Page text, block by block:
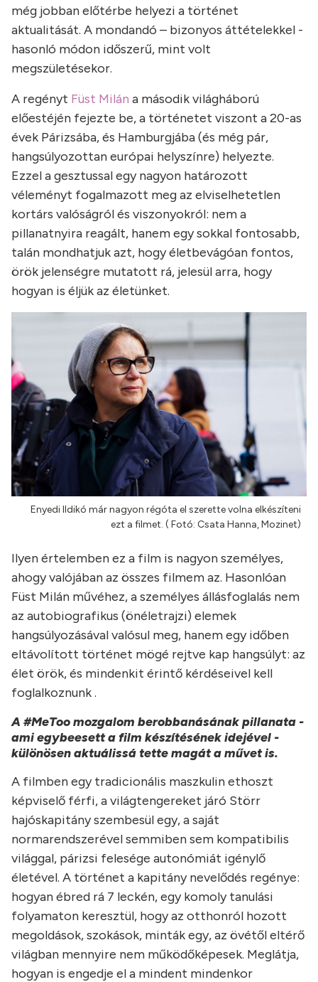
még jobban előtérbe helyezi a történet
aktualitását. A mondandó – bizonyos áttételekkel -
hasonló módon időszerű, mint volt
megszületésekor.
A regényt Füst Milán a második világháború
előestéjén fejezte be, a történetet viszont a 20-as
évek Párizsába, és Hamburgjába (és még pár,
hangsúlyozottan európai helyszínre) helyezte.
Ezzel a gesztussal egy nagyon határozott
véleményt fogalmazott meg az elviselhetetlen
kortárs valóságról és viszonyokról: nem a
pillanatnyira reagált, hanem egy sokkal fontosabb,
talán mondhatjuk azt, hogy életbevágóan fontos,
örök jelenségre mutatott rá, jelesül arra, hogy
hogyan is éljük az életünket.
Enyedi Ildikó már nagyon régóta el szerette volna elkészíteni
ezt a filmet. ( Fotó: Csata Hanna, Mozinet)
Ilyen értelemben ez a film is nagyon személyes,
ahogy valójában az összes filmem az. Hasonlóan
Füst Milán művéhez, a személyes állásfoglalás nem
az autobiografikus (önéletrajzi) elemek
hangsúlyozásával valósul meg, hanem egy időben
eltávolított történet mögé rejtve kap hangsúlyt: az
élet örök, és mindenkit érintő kérdéseivel kell
foglalkoznunk .
A #MeToo mozgalom berobbanásának pillanata -
ami egybeesett a film készítésének idejével -
különösen aktuálissá tette magát a művet is.
A filmben egy tradicionális maszkulin ethoszt
képviselő férfi, a világtengereket járó Störr
hajóskapitány szembesül egy, a saját
normarendszerével semmiben sem kompatibilis
világgal, párizsi felesége autonómiát igénylő
életével. A történet a kapitány nevelődés regénye:
hogyan ébred rá 7 leckén, egy komoly tanulási
folyamaton keresztül, hogy az otthonról hozott
megoldások, szokások, minták egy, az övétől eltérő
világban mennyire nem működőképesek. Meglátja,
hogyan is engedje el a mindent mindenkor